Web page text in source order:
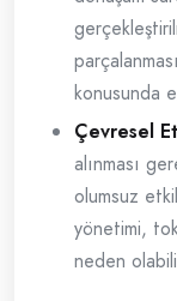
konusunda
Çevresel
alınması
olumsuz
yönetimi,
neden